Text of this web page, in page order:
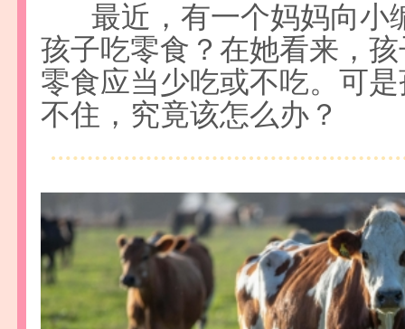
最近，有一个妈妈向小
孩子吃零食？在她看来，
零食应当少吃或不吃。可
不住，究竟该怎么办？